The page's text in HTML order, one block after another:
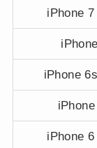
iPhone
iPhone
iPhone